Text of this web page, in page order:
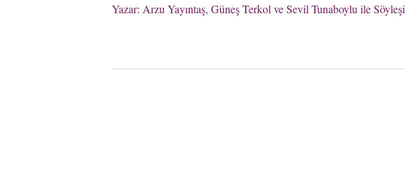
Yazar: Arzu Yayıntaş, Güneş Terkol ve Sevil Tunaboylu ile Söyleşi